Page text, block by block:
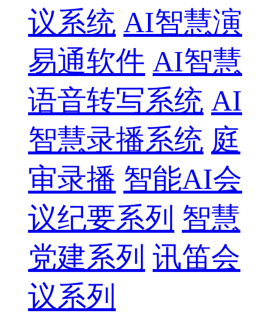
议系统 AI智慧演
易通软件 AI智慧
语音转写系统 AI
智慧录播系统 庭
审录播 智能AI会
议纪要系列 智慧
党建系列 讯笛会
议系列